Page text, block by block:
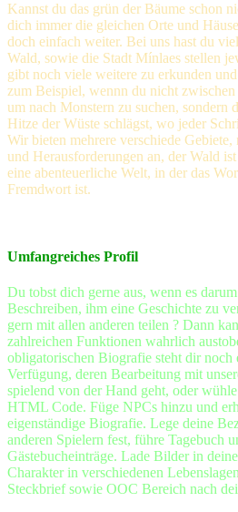
Kannst du das grün der Bäume schon
dich immer die gleichen Orte und
doch einfach weiter. Bei uns hast du
Wald, sowie die Stadt Mínlaes stellen
gibt noch viele weitere zu erkunden
zum Beispiel, wennn du nicht
um nach Monstern zu suchen, sondern
Hitze der Wüste schlägst, wo jeder
Wir bieten mehrere verschiede
und Herausforderungen an, der Wald
eine abenteuerliche Welt, in der das
Fremdwort ist.
Umfangreiches Profil
Du tobst dich gerne aus, wenn es
Beschreiben, ihm eine Geschichte zu
gern mit allen anderen teilen ? Dann
zahlreichen Funktionen wahrlich
obligatorischen Biografie steht dir
Verfügung, deren Bearbeitung mit
spielend von der Hand geht, oder
HTML Code. Füge NPCs hinzu und
eigenständige Biografie. Lege deine
anderen Spielern fest, führe Tagebuch
Gästebucheinträge. Lade Bilder in
Charakter in verschiedenen
Steckbrief sowie OOC Bereich nach